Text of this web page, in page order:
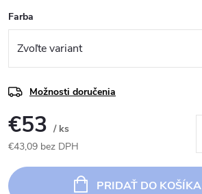
Farba
Možnosti doručenia
€53 / ks
€43,09 bez DPH
cena:
PRIDAŤ DO KOŠÍKA